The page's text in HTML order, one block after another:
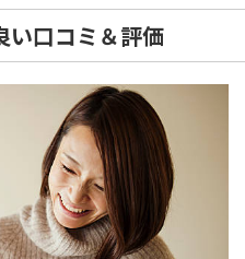
い口コミ＆評価